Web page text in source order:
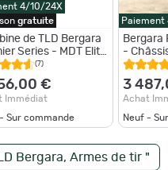
4/10/24X
gratuite
de TLD Bergara
Series - MDT Elite
(7)
€
Immédiat
Sur commande
Bergara
-
- 6,5
3
Achat
Neuf -
Bergara, Armes de tir "